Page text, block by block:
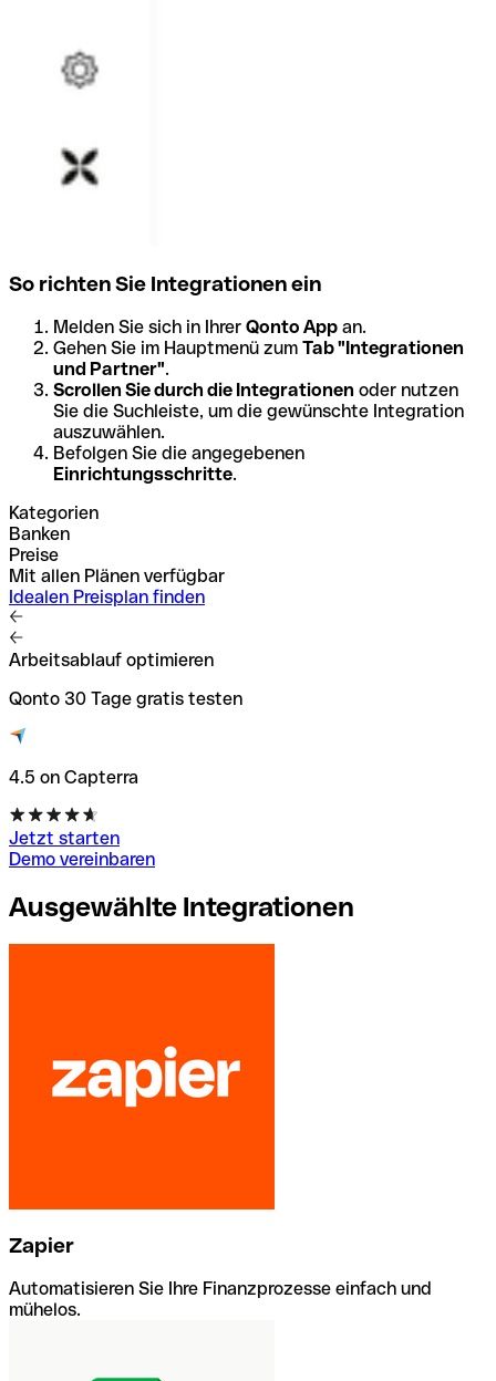
So richten Sie Integrationen ein
Melden Sie sich in Ihrer Qonto App an.
Gehen Sie im Hauptmenü zum Tab "Integrationen
und Partner".
Scrollen Sie durch die Integrationen oder nutzen
Sie die Suchleiste, um die gewünschte Integration
auszuwählen.
Befolgen Sie die angegebenen
Einrichtungsschritte.
Kategorien
Banken
Preise
Mit allen Plänen verfügbar
Idealen Preisplan finden
Arbeitsablauf optimieren
Qonto 30 Tage gratis testen
4.5 on Capterra
Jetzt starten
Demo vereinbaren
Ausgewählte Integrationen
Zapier
Automatisieren Sie Ihre Finanzprozesse einfach und
mühelos.